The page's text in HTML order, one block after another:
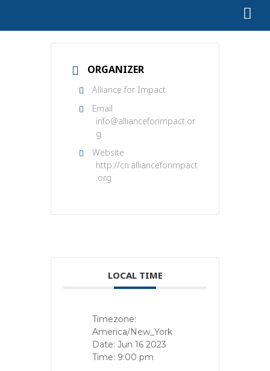
ORGANIZER
Alliance for Impact
Email
info@allianceforimpact.or
g
Website
http://cn.allianceforimpact
.org
LOCAL TIME
Timezone:
America/New_York
Date: Jun 16 2023
Time: 9:00 pm